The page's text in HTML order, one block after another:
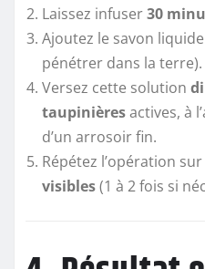
Laissez infuser30
Ajoutez le savon
pénétrer dans la terre).
Versez cette solution
taupinièresactives, à
d’un arrosoir fin.
Répétez l’opération sur
visibles(1 à 2 fois si